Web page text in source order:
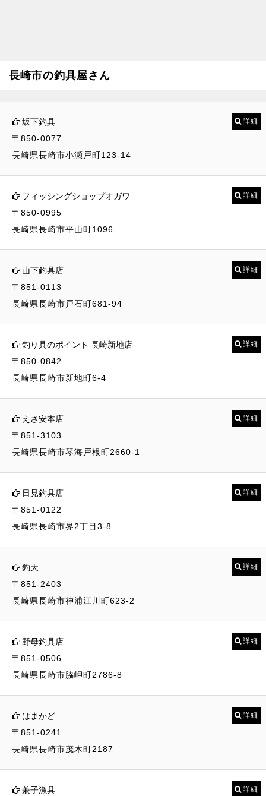
長崎市の釣具屋さん
坂下釣具
〒850-0077
長崎県長崎市小瀬戸町123-14
詳細
フィッシングショップオガワ
〒850-0995
長崎県長崎市平山町1096
詳細
山下釣具店
〒851-0113
長崎県長崎市戸石町681-94
詳細
釣り具のポイント 長崎新地店
〒850-0842
長崎県長崎市新地町6-4
詳細
えさ安本店
〒851-3103
長崎県長崎市琴海戸根町2660-1
詳細
日見釣具店
〒851-0122
長崎県長崎市界2丁目3-8
詳細
釣天
〒851-2403
長崎県長崎市神浦江川町623-2
詳細
野母釣具店
〒851-0506
長崎県長崎市脇岬町2786-8
詳細
はまかど
〒851-0241
長崎県長崎市茂木町2187
詳細
兼子漁具
詳細